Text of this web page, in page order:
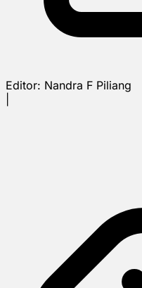
Editor: Nandra F Piliang